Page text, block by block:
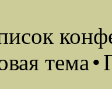
тема•